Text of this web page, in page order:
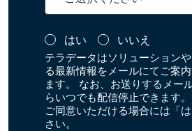
はい いいえ
テラデータはソリューション
る最新情報をメールにてご案
ます。 なお、お送りするメー
らいつでも配信停止できます
ご同意いただける場合には「
さい。